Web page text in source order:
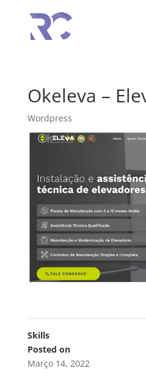
Okeleva –
Wordpress
Skills
Posted on
Março 14, 2022